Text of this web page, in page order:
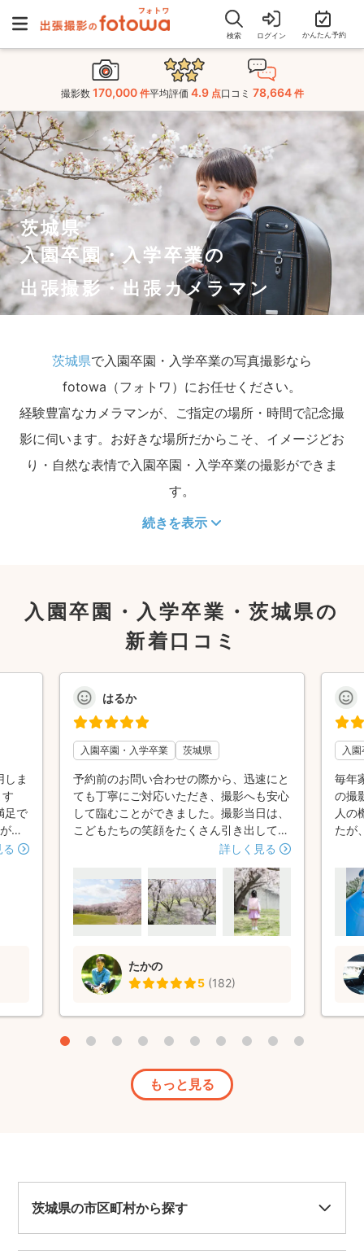
検索 ログイン かんたん予約
撮影数 170,000 件平均評価 4.9 点口コミ 78,664 件
茨城県
入園卒園・入学卒業の
出張撮影・出張カメラマン
茨城県で入園卒園・入学卒業の写真撮影なら
fotowa（フォトワ）にお任せください。
経験豊富なカメラマンが、ご指定の場所・時間で記念撮
影に伺います。お好きな場所だからこそ、イメージどお
り・自然な表情で入園卒園・入学卒業の撮影ができま
す。
続きを表示
入園卒園・入学卒業・茨城県の
新着口コミ
しま
足で
き
しっ
はるか
入園卒園・入学卒業 茨城県
予約前のお問い合わせの際から、迅速にと
ても丁寧にご対応いただき、撮影へも安心
して臨むことができました。撮影当日は、
こどもたちの笑顔をたくさん引き出してく
ださり、とても素敵な写真を撮影していた
あっという間でした。素敵な思い出を、本
当にありがとうございました😊
詳しく見る
たかの
5 (182)
入
毎年
の撮
人の
たが
す
「
て
もっと見る
茨城県の市区町村から探す